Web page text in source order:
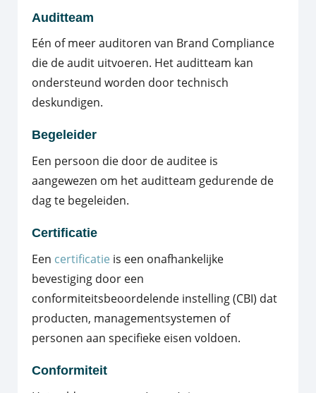
Auditteam
Eén of meer auditoren van Brand Compliance
die de audit uitvoeren. Het auditteam kan
ondersteund worden door technisch
deskundigen.
Begeleider
Een persoon die door de auditee is
aangewezen om het auditteam gedurende de
dag te begeleiden.
Certificatie
Een certificatie is een onafhankelijke
bevestiging door een
conformiteitsbeoordelende instelling (CBI) dat
producten, managementsystemen of
personen aan specifieke eisen voldoen.
Conformiteit